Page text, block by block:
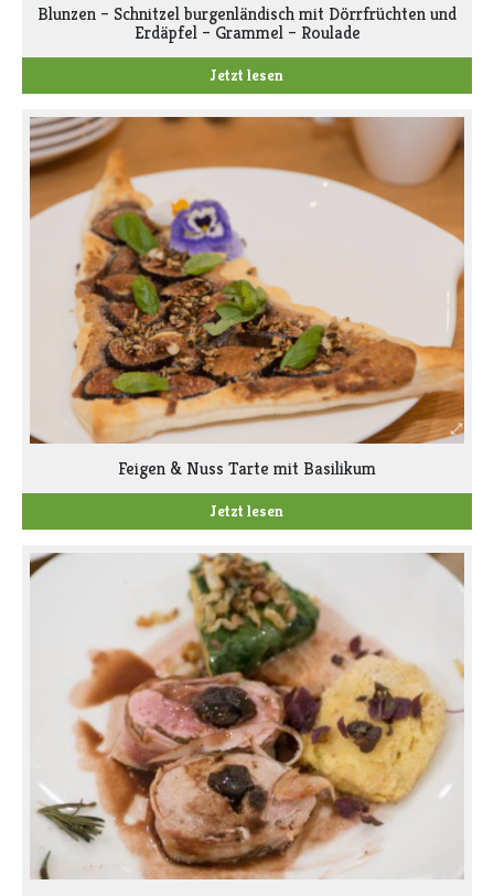
Blunzen – Schnitzel burgenländisch mit Dörrfrüchten und
Erdäpfel – Grammel – Roulade
Jetzt lesen
Feigen & Nuss Tarte mit Basilikum
Jetzt lesen